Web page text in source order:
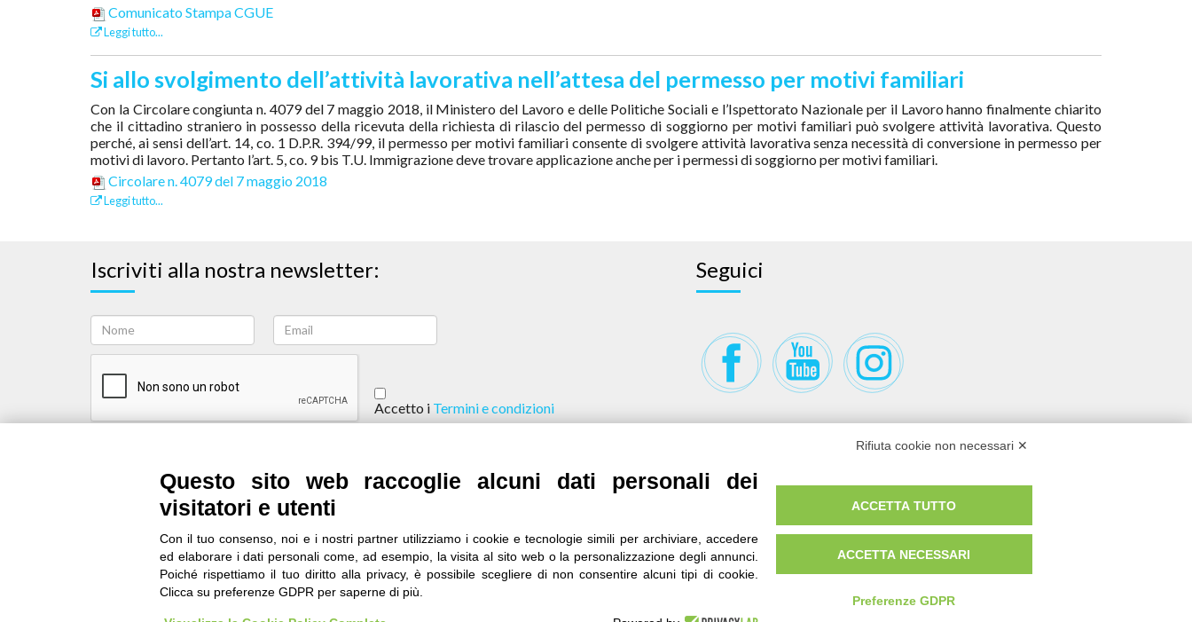
Comunicato Stampa CGUE
Leggi tutto...
Si allo svolgimento dell’attività lavorativa nell’attesa del permesso per motivi familiari
Con la Circolare congiunta n. 4079 del 7 maggio 2018, il Ministero del Lavoro e delle Politiche Sociali e l’Ispettorato Nazionale per il Lavoro hanno finalmente chiarito
che il cittadino straniero in possesso della ricevuta della richiesta di rilascio del permesso di soggiorno per motivi familiari può svolgere attività lavorativa. Questo
perché, ai sensi dell’art. 14, co. 1 D.P.R. 394/99, il permesso per motivi familiari consente di svolgere attività lavorativa senza necessità di conversione in permesso per
motivi di lavoro. Pertanto l’art. 5, co. 9 bis T.U. Immigrazione deve trovare applicazione anche per i permessi di soggiorno per motivi familiari.
Circolare n. 4079 del 7 maggio 2018
Leggi tutto...
Iscriviti alla nostra newsletter:
Accetto i Termini e condizioni
Seguici
qualità|accessibilità |privacy|
IRES Piemonte - Istituto di Ricerche Economico Sociali del Piemonte
Via Nizza 18, 10125 Torino - C.F.80084650011 P.Iva 04328830015
© 2018 All Rights Reserved
CREATIVE COMMONS - Il contenuto di questo sito è pubblicato in licenza
Rifiuta cookie non necessari ✕
Questo sito web raccoglie alcuni dati personali dei
visitatori e utenti
Con il tuo consenso, noi e i nostri partner utilizziamo i cookie e tecnologie simili per archiviare, accedere
ed elaborare i dati personali come, ad esempio, la visita al sito web o la personalizzazione degli annunci.
Poiché rispettiamo il tuo diritto alla privacy, è possibile scegliere di non consentire alcuni tipi di cookie.
Clicca su preferenze GDPR per saperne di più.
ACCETTA TUTTO
ACCETTA NECESSARI
Preferenze GDPR